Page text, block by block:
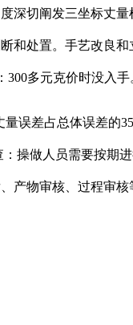
切阐发三坐标丈量
和处置。手艺改良
多元克价时没入手
差占总体误差的
操做人员需要按期
产物审核、过程审